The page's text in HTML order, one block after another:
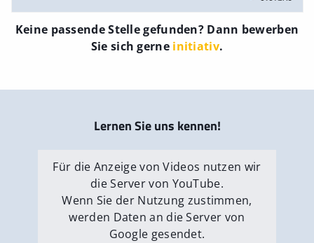
Keine passende Stelle gefunden? Dann bewerben
Sie sich gerne initiativ.
Lernen Sie uns kennen!
Für die Anzeige von Videos nutzen wir
die Server von YouTube.
Wenn Sie der Nutzung zustimmen,
werden Daten an die Server von
Google gesendet.